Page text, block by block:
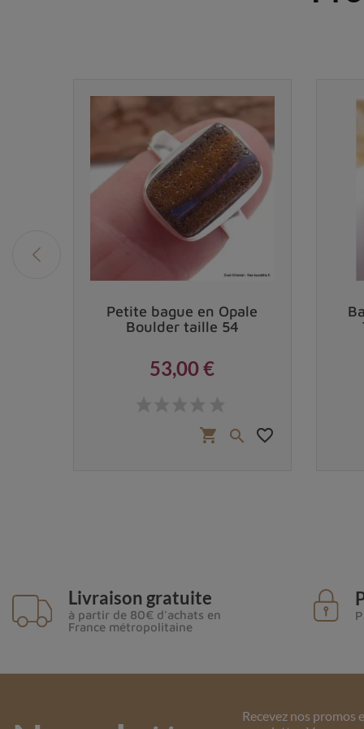
Petite bague en Opale
Boulder taille 54
53,00 €
shopping_cart  favorite_border
Livraison gratuite
à partir de 80€ d'achats en
France métropolitaine
Recevez nos promos